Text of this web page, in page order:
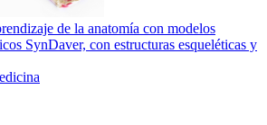
de la anatomía con modelos
SynDaver, con estructuras esqueléticas y